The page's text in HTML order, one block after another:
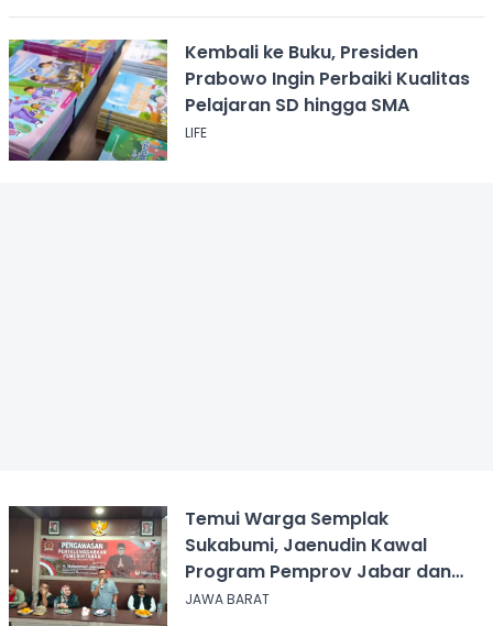
Kembali ke Buku, Presiden
Prabowo Ingin Perbaiki Kualitas
Pelajaran SD hingga SMA
LIFE
Temui Warga Semplak
Sukabumi, Jaenudin Kawal
Program Pemprov Jabar dan
Serap Aspirasi
JAWA BARAT